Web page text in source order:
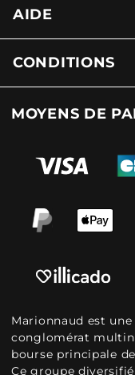
AIDE
CONDITIONS
MOYENS DE
Marionnaud est
conglomérat
bourse principale
Ce groupe